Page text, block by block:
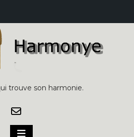
trouve son harmonie.